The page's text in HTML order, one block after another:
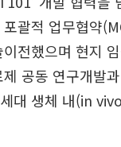
괄적 업무협약
전했으며 현지
공동 연구개발
대 생체 내(in